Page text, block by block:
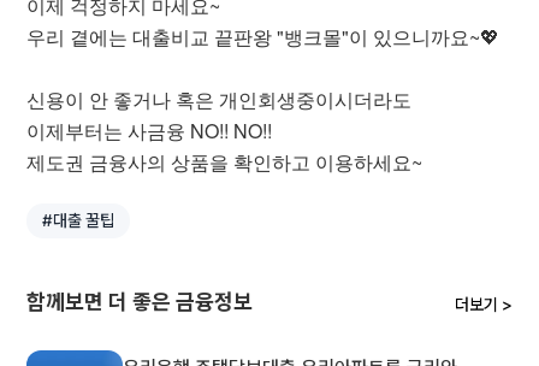
우리 곁에는 대출비교 끝판왕 "뱅크몰"이 있으니까요~💖
신용이 안 좋거나 혹은 개인회생중이시더라도
이제부터는 사금융 NO!! NO!!
제도권 금융사의 상품을 확인하고 이용하세요~
#대출 꿀팁
함께보면 더 좋은 금융정보 더보기 >